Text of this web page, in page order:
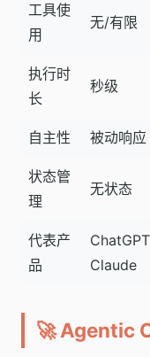
工具使
用
无/有限
执行时
长
秒级
自主性 被动响应
状态管
理
无状态
代表产
品
ChatGPT
Claude
🚀 Agentic